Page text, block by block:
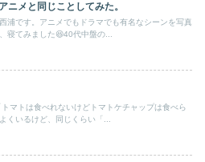
ニメと同じことしてみた。
浦です。アニメでもドラマでも有名なシーンを写真
寝てみました😆40代中盤の...
トマトは食べれないけどトマトケチャップは食べら
くいるけど、同じくらい「...